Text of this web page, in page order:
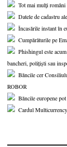
Tot mai mulți
Datele de cadastru
Încasările instant în
Cumpărăturile pe
Phishingul este
bancheri, polițiști sau
Băncile cer
ROBOR
Băncile europene
Cardul